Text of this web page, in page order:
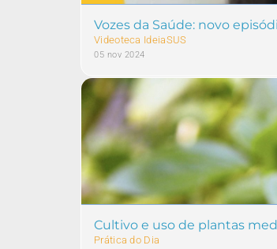
Vozes da Saúde: novo
Videoteca IdeiaSUS
05 nov 2024
Cultivo e uso de plantas
Prática do Dia